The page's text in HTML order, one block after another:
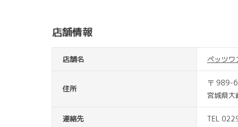
店舗情報
店舗名 ペッツワ
住所
〒 989-
宮城県
連絡先 TEL